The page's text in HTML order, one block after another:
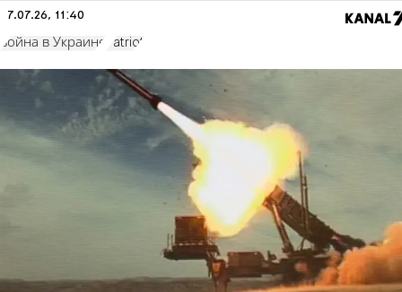
7.07.26, 11:40
война в Украине Patriot